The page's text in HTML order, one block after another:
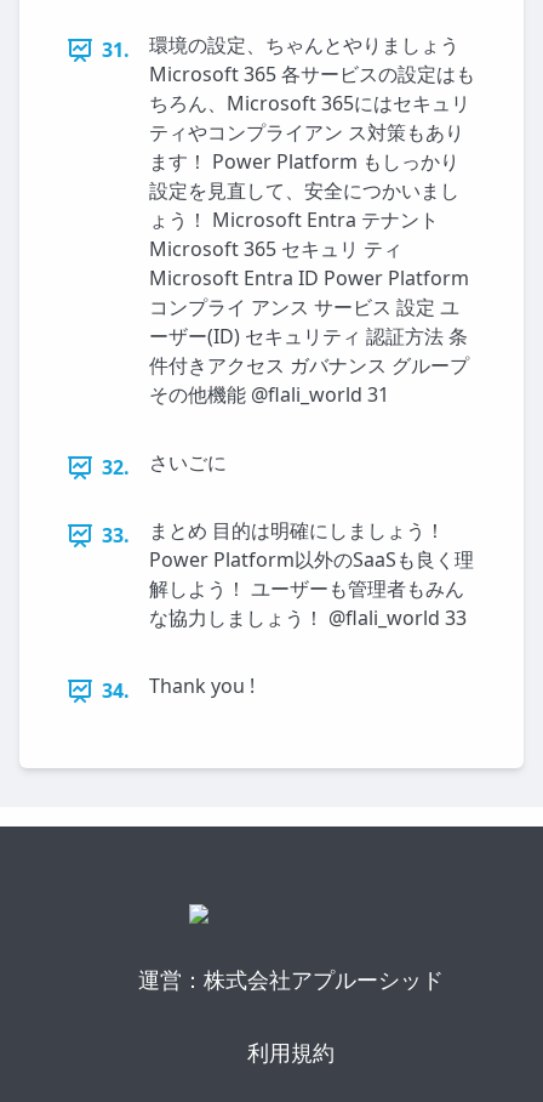
31.
環境の設定、ちゃんとやりましょう
Microsoft 365 各サービスの設定はも
ちろん、Microsoft 365にはセキュリ
ティやコンプライアン ス対策もあり
ます！ Power Platform もしっかり
設定を見直して、安全につかいまし
ょう！ Microsoft Entra テナント
Microsoft 365 セキュリ ティ
Microsoft Entra ID Power Platform
コンプライ アンス サービス 設定 ユ
ーザー(ID) セキュリティ 認証方法 条
件付きアクセス ガバナンス グループ
その他機能 @flali_world 31
32. さいごに
33.
まとめ 目的は明確にしましょう！
Power Platform以外のSaaSも良く理
解しよう！ ユーザーも管理者もみん
な協力しましょう！ @flali_world 33
34. Thank you !
運営：株式会社アプルーシッド
利用規約